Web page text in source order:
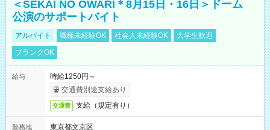
＜SEKAI NO OWARI＊8月15日・16日＞ドーム
公演のサポートバイト
アルバイト 職種未経験OK 社会人未経験OK
大学生歓迎
ブランクOK
給与
時給1250円～
交通費別途支給あり
交通費 支給（規定有り）
勤務地
東京都文京区